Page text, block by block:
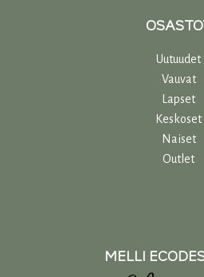
Uutuudet
Vauvat
Lapset
Keskoset
Naiset
Outlet
MELLI